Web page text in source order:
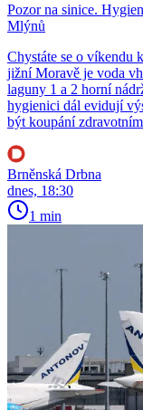
Pozor na sinice.
Mlýnů
Chystáte se o víkendu
jižní Moravě je voda
laguny 1 a 2 horní
hygienici dál evidují
být koupání
Brněnská Drbna
dnes, 18:30
1 min